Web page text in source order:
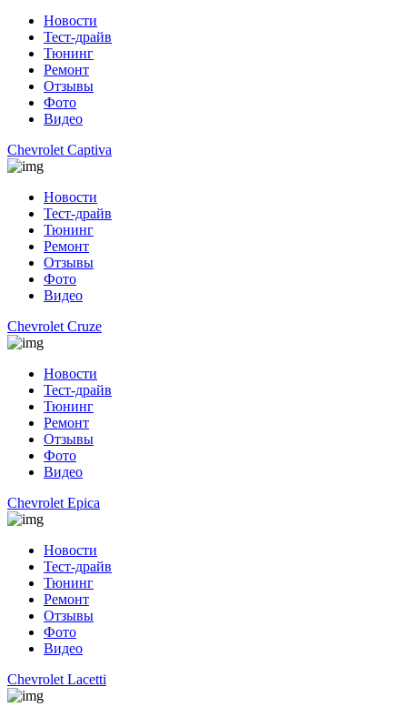
Новости
Тест-драйв
Тюнинг
Ремонт
Отзывы
Фото
Видео
Chevrolet Captiva
Новости
Тест-драйв
Тюнинг
Ремонт
Отзывы
Фото
Видео
Chevrolet Cruze
Новости
Тест-драйв
Тюнинг
Ремонт
Отзывы
Фото
Видео
Chevrolet Epica
Новости
Тест-драйв
Тюнинг
Ремонт
Отзывы
Фото
Видео
Chevrolet Lacetti